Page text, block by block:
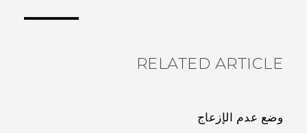
RELATED ARTICLE
وضع عدم الإزعاج